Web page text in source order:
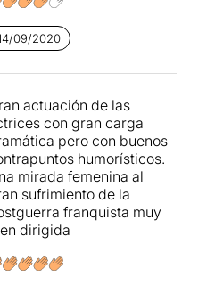
la part interpretativa
poden haver-hi
aRocío Quesada,
atrapa a l’espectador/a
la seva gràcia i
des de la seva
intervenció . A més
el seu personatgeés,
elmés carismàtic de
, fent desitjar que totes
dones que van ser
poguessin
una com ella dins
malson.
09/2020
actuación de las
con gran carga
pero con buenos
humorísticos.
mirada femenina al
sufrimiento de la
franquista muy
dirigida